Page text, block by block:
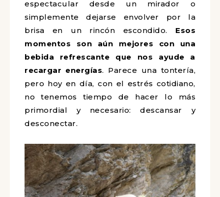
espectacular desde un mirador o
simplemente dejarse envolver por la
brisa en un rincón escondido. Esos
momentos son aún mejores con una
bebida refrescante que nos ayude a
recargar energías. Parece una tontería,
pero hoy en día, con el estrés cotidiano,
no tenemos tiempo de hacer lo más
primordial y necesario: descansar y
desconectar.